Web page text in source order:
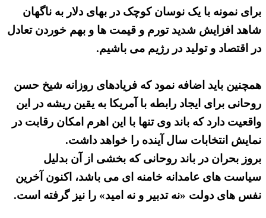
برای نمونه با یک نوسان کوچک در بهای دلار به ناگهان
شاهد افزایش شدید تورم و قیمت ها و بهم خوردن تعادل
در اقتصاد و تولید در رژیم می باشیم.
همچنین باید اضافه نمود که فریادهای روزانه شیخ حسن
روحانی برای ایجاد رابطه با آمریکا به یقین ریشه در این
واقعیت دارد که باند وی تنها با این اهرم امکان رقابت در
نمایش انتخابات سال آینده را خواهد داشت.
بروز بحران در باند روحانی که بخشی از آن بدلیل
سیاست های عامدانه خامنه ای می باشد، اکنون آخرین
نفس های دولت «نه تدبیر و نه امید» را نیز گرفته است.